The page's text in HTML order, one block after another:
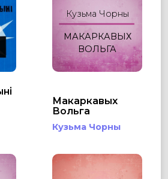
Кузьма Чорны
МАКАРКАВЫХ
ВОЛЬГА
Макаркавых
Вольга
Кузьма Чорны